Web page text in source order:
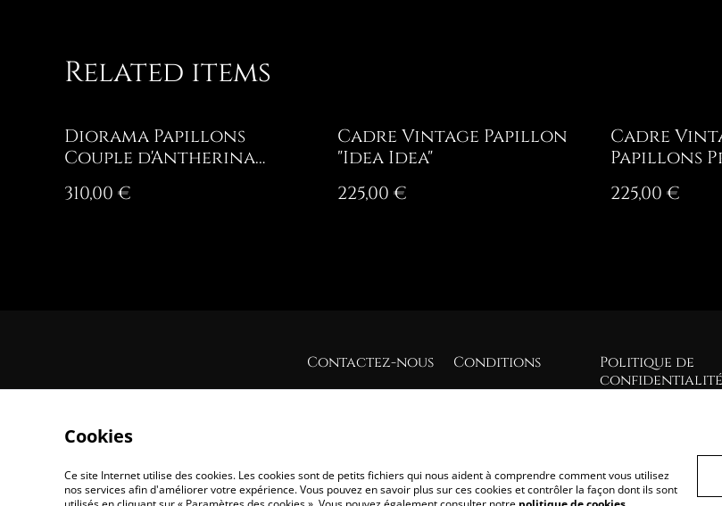
Related items
Diorama Papillons
Couple d'Antherina
310,00 €
Cadre Vintage Papillon
"Idea Idea"
225,00 €
Cadre
Papillons
225,00 €
Contactez-nous Conditions
Politique de
confidentialité
Cookies
Ce site Internet utilise des cookies. Les cookies sont de petits fichiers qui nous aident à comprendre comment vous utilisez
nos services afin d'améliorer votre expérience. Vous pouvez en savoir plus sur ces cookies et contrôler la façon dont ils sont